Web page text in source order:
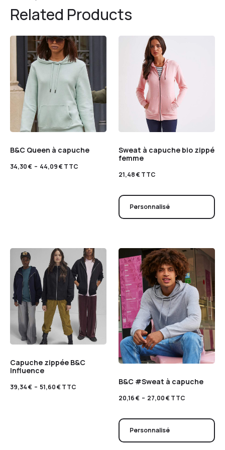
Related Products
B&C Queen à capuche
34,30€ – 44,09€TTC
Sweat à capuche bio zippé
femme
21,48€TTC
Personnalisé
Capuche zippée B&C
Influence
39,34€ – 51,60€TTC
B&C #Sweat à capuche
20,16€ – 27,00€TTC
Personnalisé